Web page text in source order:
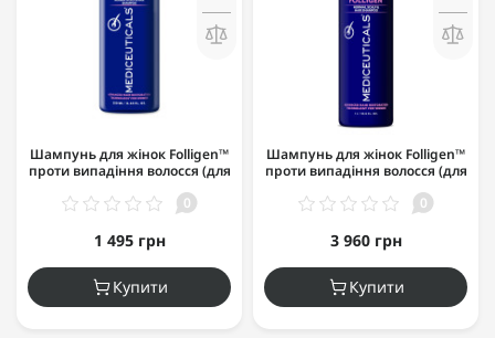
Шампунь для жінок Folligen™
проти випадіння волосся (для
голови) 250мл 0
1 495 грн
Купити
Шампунь для жінок Folligen™
проти випадіння волосся (для
голови) 1000мл 0
3 960 грн
Купити